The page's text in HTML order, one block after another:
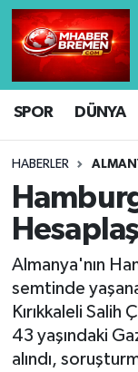
SPOR DÜNYA
HABERLER
Almanya'nın
semtinde
Kırıkkaleli Salih
43 yaşındaki
alındı,
Hava Durumu
Trafik
Süper Lig
Tüm
Haber Arşivi